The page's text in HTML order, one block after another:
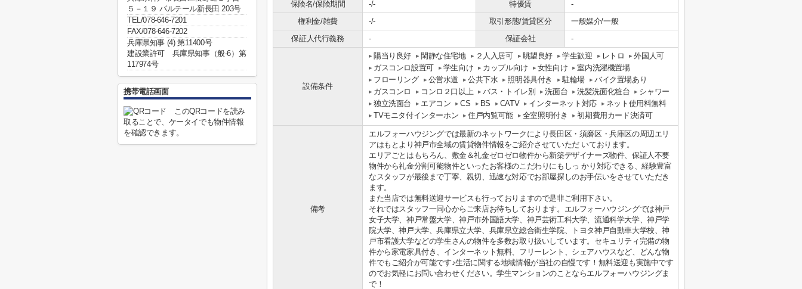
保険名/保険期間
-/- 特優賃
-
権利金/雑費
-/- 取引形態/賃貸区分
一般媒介/一般
保証人代行義務
- 保証会社 -
設備条件
陽当り良好 閑静な住宅地 ２人入居可 眺望良好 学生歓迎 レトロ
外国人可
ガスコンロ設置可
学生向け カップル向け 女性向け
室内洗濯機置場
フローリング
公営水道 公共下水 照明器具付き 駐輪場
バイク置場あり
ガスコンロ
コンロ２口以上 バス・トイレ別 洗面台 洗髪洗面化粧台
シャワー
独立洗面台
エアコン CS BS CATV インターネット対応
ネット使用料無料
TVモニタ付インターホン
住戸内覧可能 全室照明付き 初期費用カード決済可
備考
エルフォーハウジングでは最新のネットワークにより長田区・須磨区・兵庫区の周辺エリ
アはもとより神戸市全域の賃貸物件情報をご紹介させていただ いております。
エリアごとはもちろん、敷金＆礼金ゼロゼロ物件から新築デザイナーズ物件、保証人不要
物件から礼金分割可能物件といったお客様のこだわりにもしっ かり対応できる、経験豊富
なスタッフが最後まで丁寧、親切、迅速な対応でお部屋探しのお手伝いをさせていただき
ます。
また当店では無料送迎サービスも行っておりますので是非ご利用下さい。
それではスタッフ一同心からご来店お待ちしております。エルフォーハウジングでは神戸
女子大学、神戸常盤大学、神戸市外国語大学、神戸芸術工科大学、流通科学大学、神戸学
院大学、神戸大学、兵庫県立大学、兵庫県立総合衛生学院、トヨタ神戸自動車大学校、神
戸市看護大学などの学生さんの物件を多数お取り扱いしています。セキュリティ完備の物
件から家電家具付き、インターネット無料、フリーレント、シェアハウスなど、どんな物
件でもご紹介が可能です♪生活に関する地域情報が当社の自慢です！無料送迎も実施中です
のでお気軽にお問い合わせください。学生マンションのことならエルフォーハウジングま
で！
５－１９ パルテール新長田 203号
TEL/078-646-7201
FAX/078-646-7202
兵庫県知事 (4) 第11400号
建設業許可 兵庫県知事（般-6）第
117974号
携帯電話画面
このQRコードを読み
取ることで、ケータイでも物件情報
を確認できます。